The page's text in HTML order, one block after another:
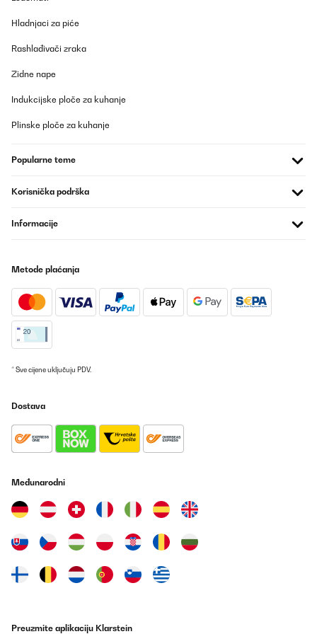
Mit freundlichen Grüßen
_______________________________
Silvia
Guter Weinkühler. Erreicht auch bei warmer Umgebung die 5
Ansicht und Haptik.
Top Produkt. Sieht gut aus, tut was es soll. Einlagen schrubben
ein bisschen am Gummi in der Tür - ist aber egal.
Amazon-Benutzer
Très bonne facture pour cette cave à vin seul bémol quand on
veut changer le sens d’ouverture l’inscription de la marque se
Utilisateur d'Amazon
Prevedi
top !
Hladnjaci za piće
Rashlađivači zraka
Zidne nape
Indukcijske ploče za kuhanje
Plinske ploče za kuhanje
Popularne teme
Korisnička podrška
Informacije
Metode plaćanja
* Sve cijene uključuju PDV.
Dostava
Međunarodni
Preuzmite aplikaciju Klarstein